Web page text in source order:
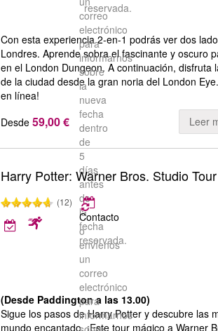
reservada.
correo
electrónico
para
informarnos
sobre
la
nueva
fecha
dentro
de
5
días
antes
de
la
fecha
reservada.
Con esta experiencia 2-en-1 podrás ver dos
Londres. Aprende sobra el fascinante y oscuro
en el London Dungeon. A continuación, disfruta
de la ciudad desde la gran noria del London
en línea!
Desde 59,00 € Leer
Harry Potter: Warner Bros. Studio
(12)
Contacto
o
envíenos
un
correo
electrónico
para
informarnos
(Desde Paddington a las 13.00)
Sigue los pasos de Harry Potter y descubre las
mundo encantado. ¡Este tour mágico a Warner